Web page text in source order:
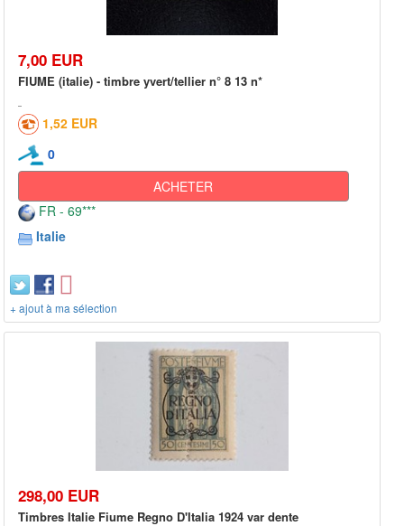
7,00 EUR
FIUME (italie) - timbre yvert/tellier n° 8 13 n*
1,52 EUR
0
ACHETER
FR - 69***
Italie
+ ajout à ma sélection
298,00 EUR
Timbres Italie Fiume Regno D'Italia 1924 var dente